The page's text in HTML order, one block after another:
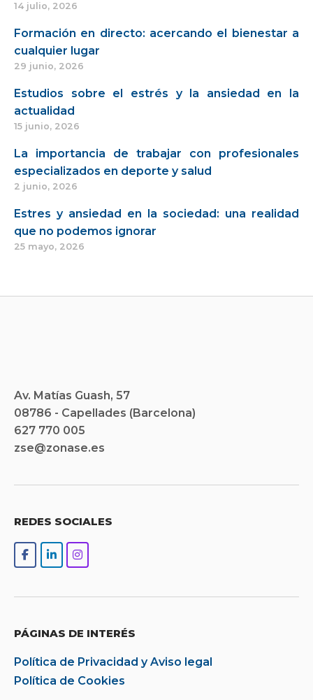
14 julio, 2026
Formación en directo: acercando el bienestar a
cualquier lugar
29 junio, 2026
Estudios sobre el estrés y la ansiedad en la
actualidad
15 junio, 2026
La importancia de trabajar con profesionales
especializados en deporte y salud
2 junio, 2026
Estres y ansiedad en la sociedad: una realidad
que no podemos ignorar
25 mayo, 2026
Av. Matías Guash, 57
08786 - Capellades (Barcelona)
627 770 005
zse@zonase.es
REDES SOCIALES
PÁGINAS DE INTERÉS
Política de Privacidad y Aviso legal
Política de Cookies